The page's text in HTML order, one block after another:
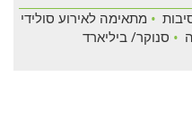
• מתאימה לאירוע סולידי
• סנוקר/ ביליארד